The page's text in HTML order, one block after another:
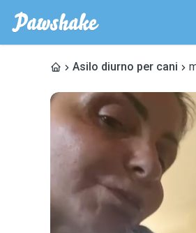
Asilo diurno per cani